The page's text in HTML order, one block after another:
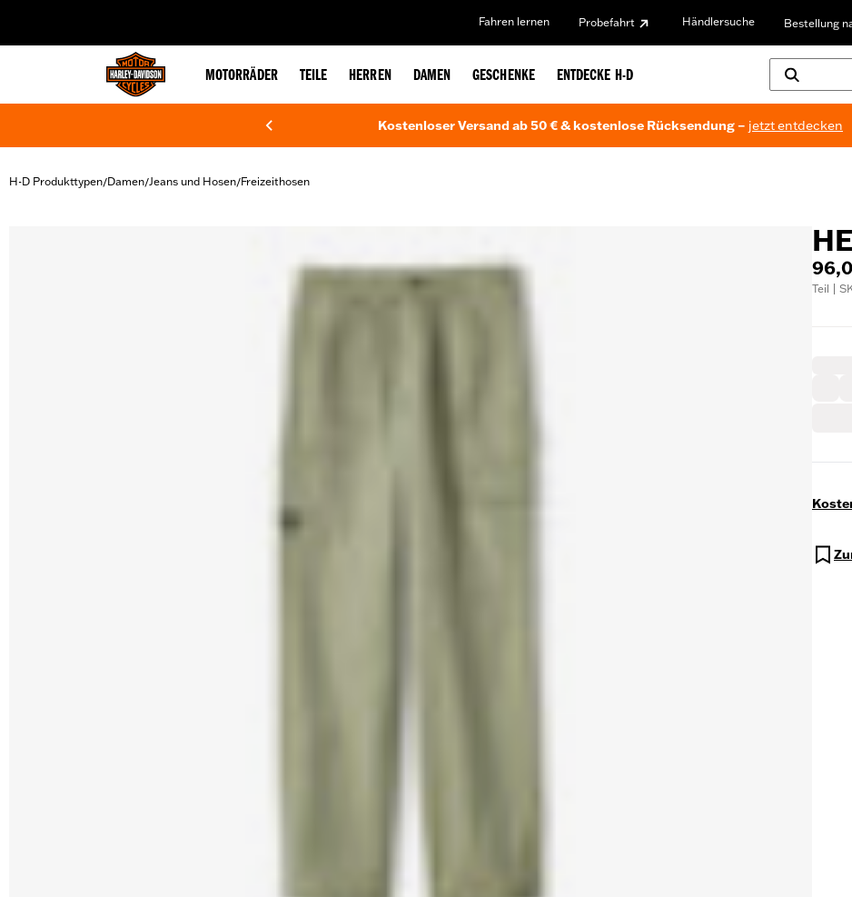
Fahren lernen Probefahrt Händlersuche Bestellung
MOTORRÄDER TEILE HERREN DAMEN GESCHENKE ENTDECKE H-D
Kostenloser Versand ab 50 € & kostenlose Rücksendung – jetzt entdecken
H-D Produkttypen/Damen/Jeans und Hosen/Freizeithosen
Teil |